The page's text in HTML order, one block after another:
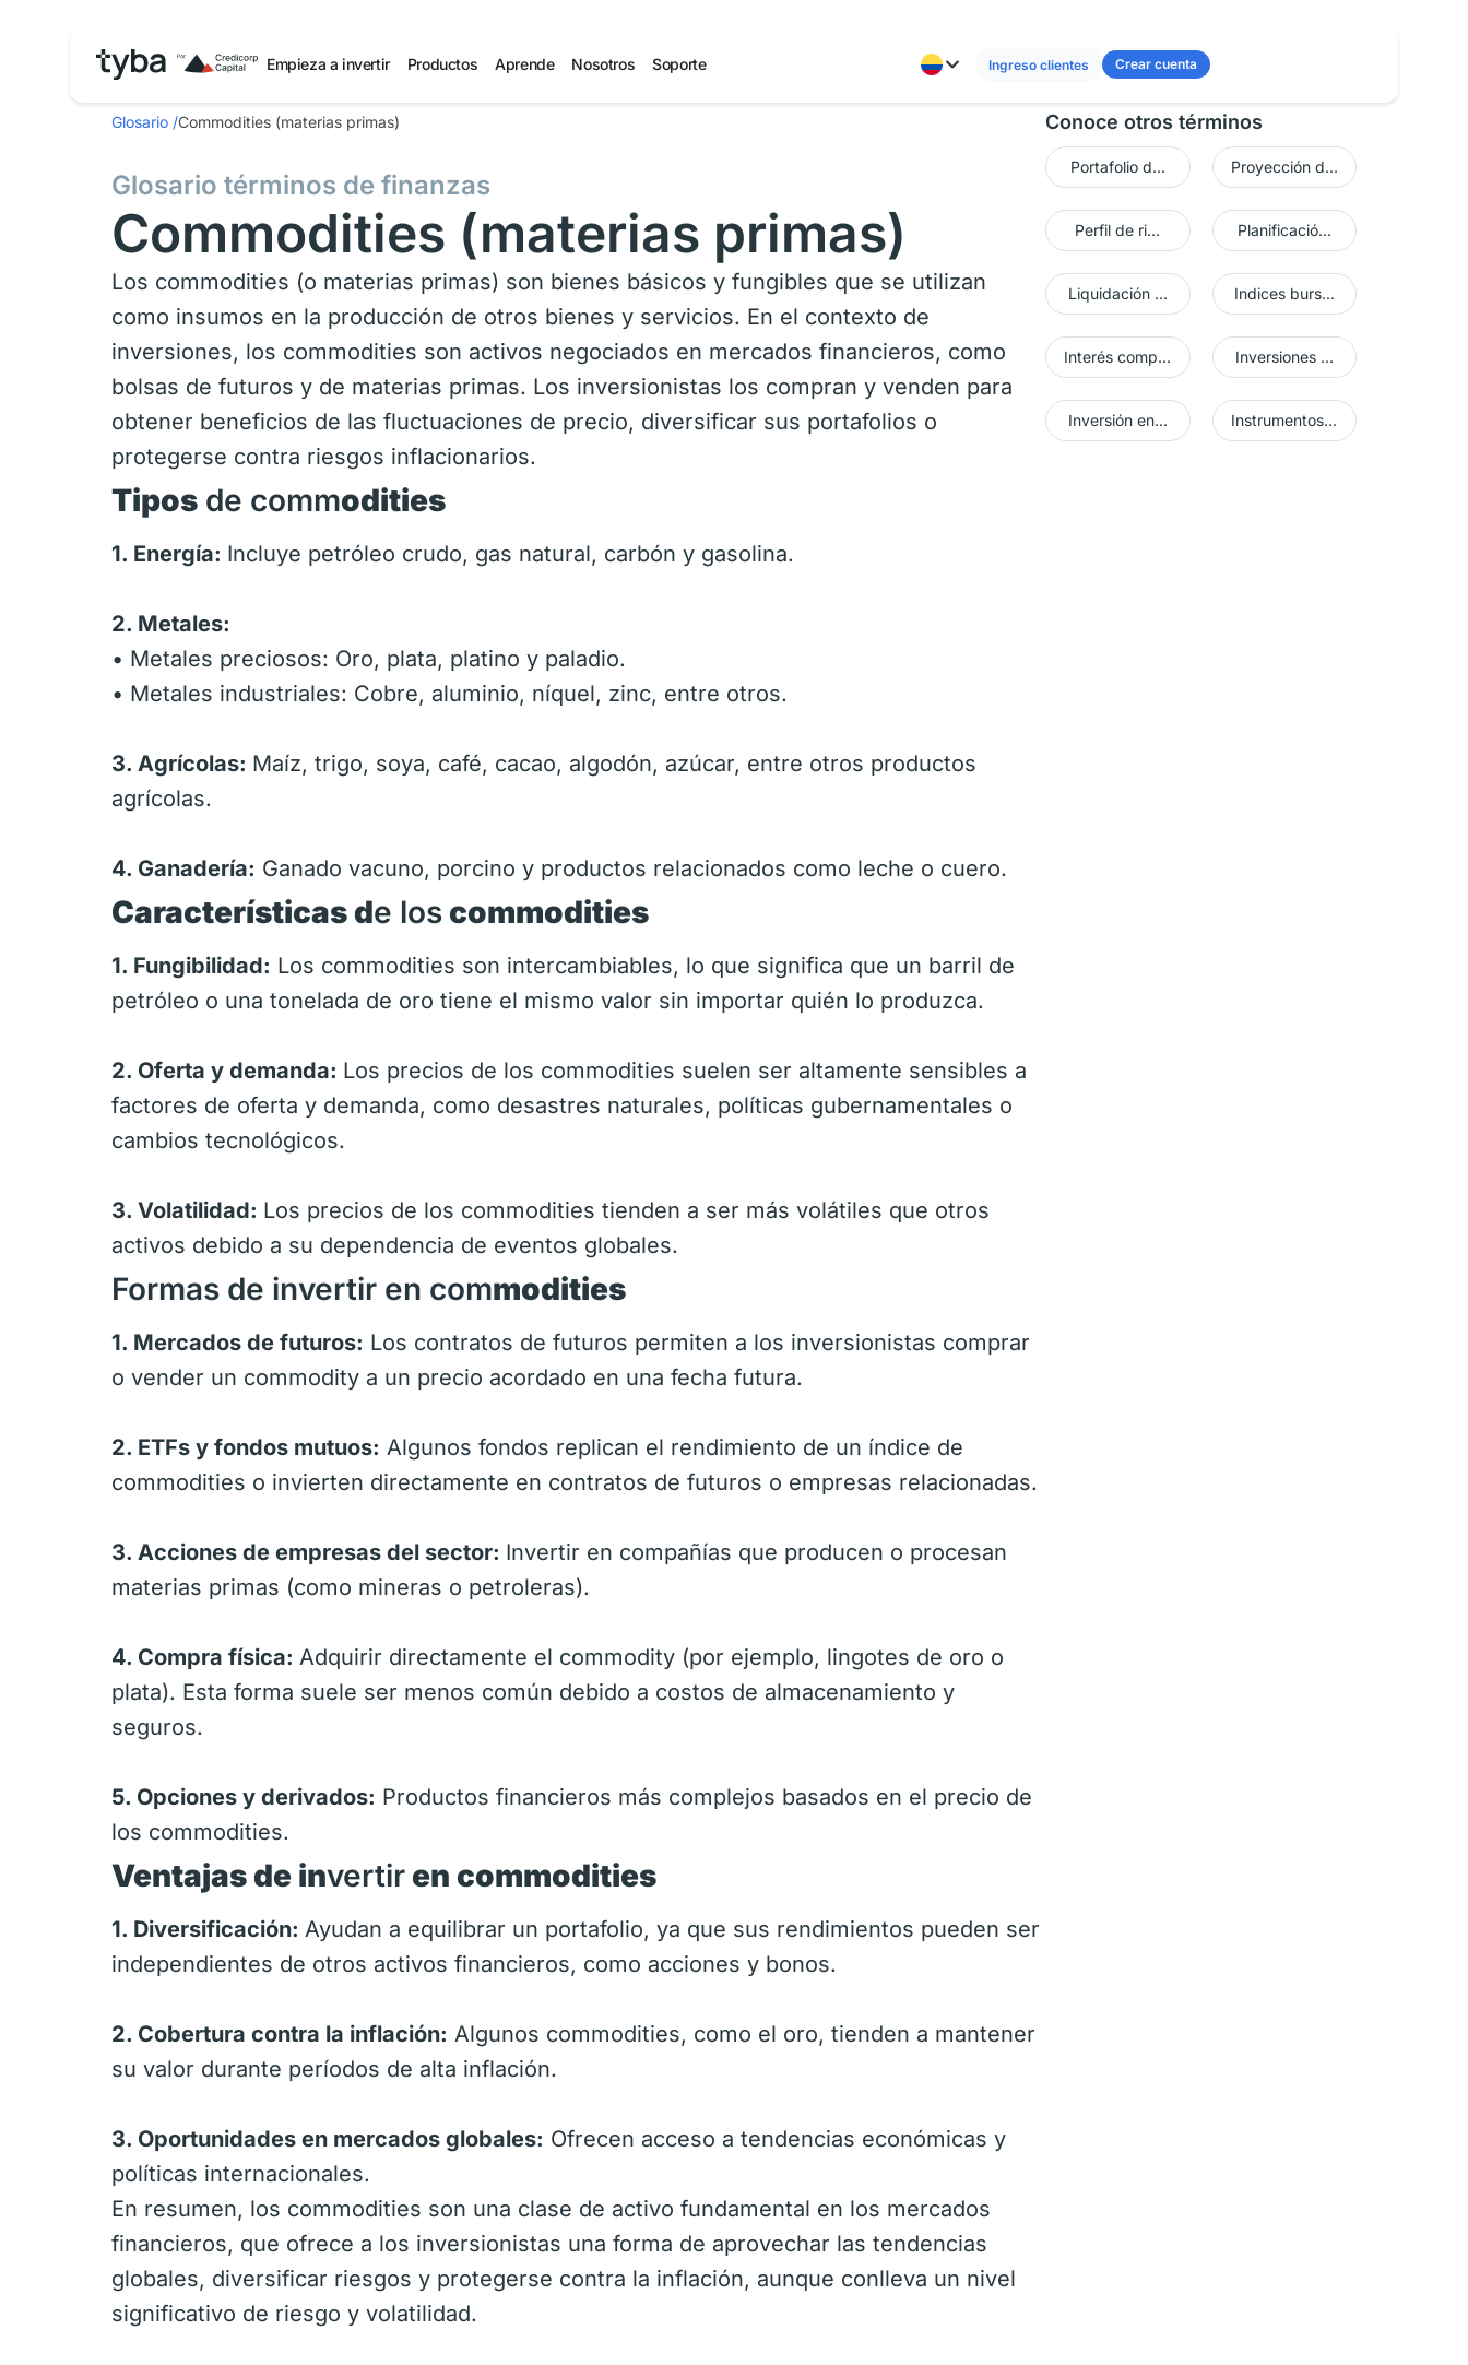
Empieza a invertir Productos Aprende Nosotros Soporte Ingreso clientes Crear cuenta
Glosario /Commodities (materias primas)
Glosario términos de finanzas
Commodities (materias primas)
Los commodities (o materias primas) son bienes básicos y fungibles que se utilizan
como insumos en la producción de otros bienes y servicios. En el contexto de
inversiones, los commodities son activos negociados en mercados financieros, como
bolsas de futuros y de materias primas. Los inversionistas los compran y venden para
obtener beneficios de las fluctuaciones de precio, diversificar sus portafolios o
protegerse contra riesgos inflacionarios.
Tipos de commodities
1. Energía: Incluye petróleo crudo, gas natural, carbón y gasolina.
2. Metales:
• Metales preciosos: Oro, plata, platino y paladio.
• Metales industriales: Cobre, aluminio, níquel, zinc, entre otros.
3. Agrícolas: Maíz, trigo, soya, café, cacao, algodón, azúcar, entre otros productos
agrícolas.
4. Ganadería: Ganado vacuno, porcino y productos relacionados como leche o cuero.
Características de loscommodities
1. Fungibilidad: Los commodities son intercambiables, lo que significa que un barril de
petróleo o una tonelada de oro tiene el mismo valor sin importar quién lo produzca.
2. Oferta y demanda: Los precios de los commodities suelen ser altamente sensibles a
factores de oferta y demanda, como desastres naturales, políticas gubernamentales o
cambios tecnológicos.
3. Volatilidad: Los precios de los commodities tienden a ser más volátiles que otros
activos debido a su dependencia de eventos globales.
Formas de invertir en commodities
1. Mercados de futuros: Los contratos de futuros permiten a los inversionistas comprar
o vender un commodity a un precio acordado en una fecha futura.
2. ETFs y fondos mutuos: Algunos fondos replican el rendimiento de un índice de
commodities o invierten directamente en contratos de futuros o empresas relacionadas.
3. Acciones de empresas del sector: Invertir en compañías que producen o procesan
materias primas (como mineras o petroleras).
4. Compra física: Adquirir directamente el commodity (por ejemplo, lingotes de oro o
plata). Esta forma suele ser menos común debido a costos de almacenamiento y
seguros.
5. Opciones y derivados: Productos financieros más complejos basados en el precio de
los commodities.
Ventajas de invertiren commodities
1. Diversificación: Ayudan a equilibrar un portafolio, ya que sus rendimientos pueden ser
independientes de otros activos financieros, como acciones y bonos.
2. Cobertura contra la inflación: Algunos commodities, como el oro, tienden a mantener
su valor durante períodos de alta inflación.
3. Oportunidades en mercados globales: Ofrecen acceso a tendencias económicas y
políticas internacionales.
En resumen, los commodities son una clase de activo fundamental en los mercados
financieros, que ofrece a los inversionistas una forma de aprovechar las tendencias
globales, diversificar riesgos y protegerse contra la inflación, aunque conlleva un nivel
significativo de riesgo y volatilidad.
Conoce otros términos
Portafolio d... Proyección d...
Perfil de ri... Planificació...
Liquidación ... Indices burs...
Interés comp... Inversiones ...
Inversión en... Instrumentos...